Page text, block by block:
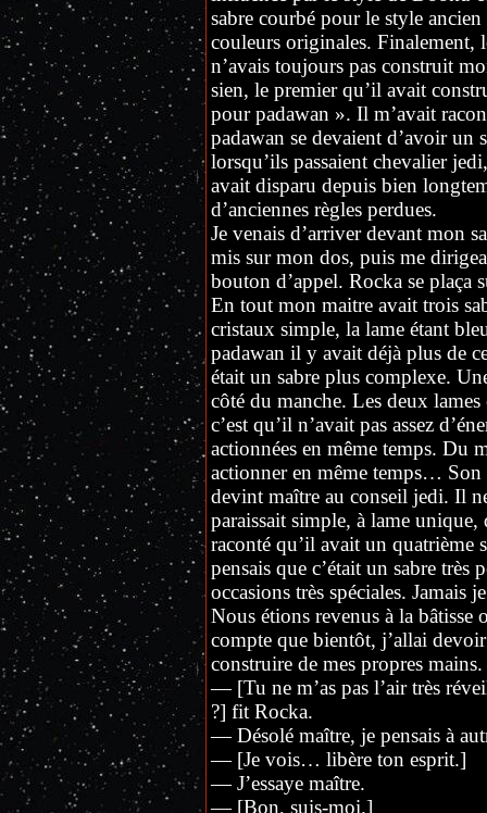
sabre courbé pour le style
couleurs originales.
n’avais toujours pas construit
sien, le premier qu’il avait
pour padawan ». Il m’avait
padawan se devaient d’avoir un
lorsqu’ils passaient chevalier
avait disparu depuis bien
d’anciennes règles perdues.
Je venais d’arriver devant mon
mis sur mon dos, puis me
bouton d’appel. Rocka se plaça
En tout mon maitre avait trois
cristaux simple, la lame étant
padawan il y avait déjà plus de
était un sabre plus complexe.
côté du manche. Les deux
c’est qu’il n’avait pas assez
actionnées en même temps. Du
actionner en même temps…
devint maître au conseil jedi. Il
paraissait simple, à lame
raconté qu’il avait un quatrième
pensais que c’était un sabre très
occasions très spéciales. Jamais
Nous étions revenus à la
compte que bientôt, j’allai
construire de mes propres
— [Tu ne m’as pas l’air très
?] fit Rocka.
— Désolé maître, je pensais à
— [Je vois… libère ton esprit.]
— J’essaye maître.
— [Bon, suis-moi.]